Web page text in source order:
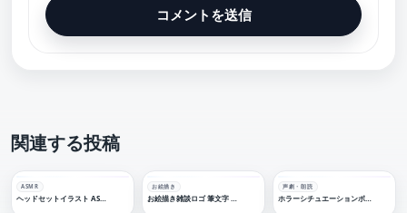
関連する投稿
ASMR
ヘッドセットイラスト ASMR 配信ロゴ【フリー素材・サムネ素材】
お絵描き
お絵描き雑談ロゴ 筆文字 【フリー素材・サムネ素材】
声劇・朗読
ホラーシチュエーションボイス「本当にそう想ってる？」【フリー素材・サムネ素材】